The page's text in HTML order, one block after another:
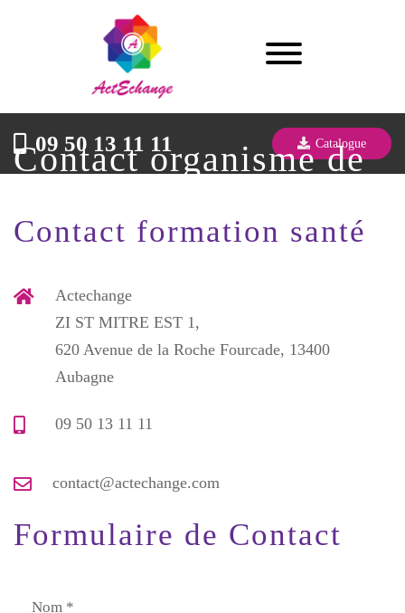
09 50 13 11 11 Catalogue
Contact organisme de
Contact formation santé
Actechange
ZI ST MITRE EST 1,
620 Avenue de la Roche Fourcade, 13400
Aubagne
09 50 13 11 11
contact@actechange.com
Formulaire de Contact